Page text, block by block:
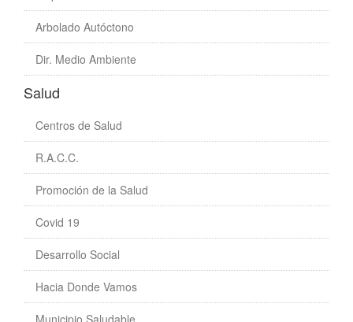
Arbolado Autóctono
Dir. Medio Ambiente
Salud
Centros de Salud
R.A.C.C.
Promoción de la Salud
Covid 19
Desarrollo Social
Hacia Donde Vamos
Municipio Saludable